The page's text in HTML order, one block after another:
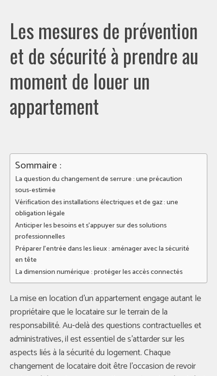
Les mesures de prévention
et de sécurité à prendre au
moment de louer un
appartement
Sommaire :
La question du changement de serrure : une précaution
sous-estimée
Vérification des installations électriques et de gaz : une
obligation légale
Anticiper les besoins et s’appuyer sur des solutions
professionnelles
Préparer l’entrée dans les lieux : aménager avec la sécurité
en tête
La dimension numérique : protéger les accès connectés
La mise en location d’un appartement engage autant le
propriétaire que le locataire sur le terrain de la
responsabilité. Au-delà des questions contractuelles et
administratives, il est essentiel de s’attarder sur les
aspects liés à la sécurité du logement. Chaque
changement de locataire doit être l’occasion de revoir